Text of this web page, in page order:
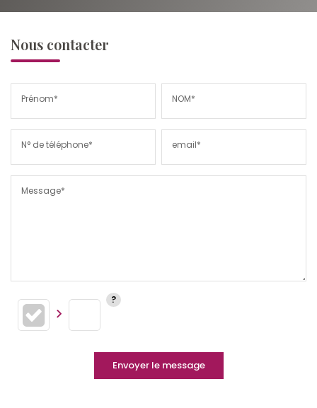
Nous contacter
Prénom* NOM*
N° de téléphone* email*
Message*
Envoyer le message